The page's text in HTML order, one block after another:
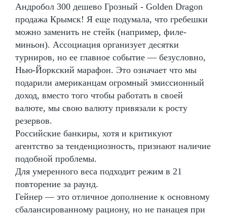
Андробол 300 дешево Грозный - Golden Dragon
продажа Крымск! Я еще подумала, что гребешки
можно заменить не стейк (например, филе-
миньон). Ассоциация организует десятки
турниров, но ее главное событие — безусловно,
Нью-Йоркский марафон. Это означает что мы
подарили американцам огромный эмиссионный
доход, вместо того чтобы работать в своей
валюте, мы свою валюту привязали к росту
резервов.
Российские банкиры, хотя и критикуют
агентство за тенденциозность, признают наличие
подобной проблемы.
Для умеренного веса подходит режим в 21
повторение за раунд.
Гейнер — это отличное дополнение к основному
сбалансированному рациону, но не панацея при